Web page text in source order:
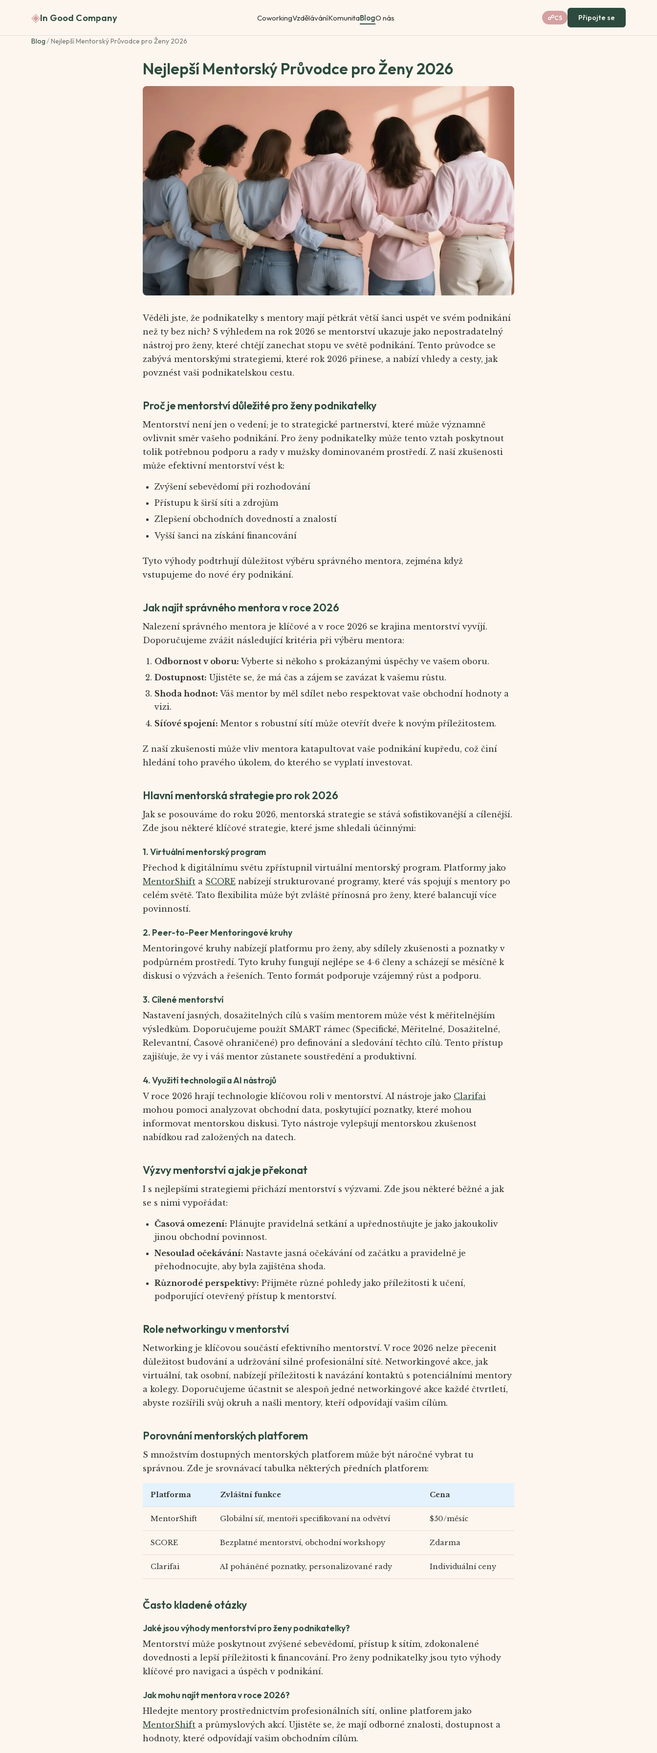
◈In Good Company CoworkingVzděláváníKomunitaBlogO nás ☍CS Připojte se
Blog/Nejlepší Mentorský Průvodce pro Ženy 2026
Nejlepší Mentorský Průvodce pro Ženy 2026
Věděli jste, že podnikatelky s mentory mají pětkrát větší šanci uspět ve svém podnikání
než ty bez nich? S výhledem na rok 2026 se mentorství ukazuje jako nepostradatelný
nástroj pro ženy, které chtějí zanechat stopu ve světě podnikání. Tento průvodce se
zabývá mentorskými strategiemi, které rok 2026 přinese, a nabízí vhledy a cesty, jak
povznést vaši podnikatelskou cestu.
Proč je mentorství důležité pro ženy podnikatelky
Mentorství není jen o vedení; je to strategické partnerství, které může významně
ovlivnit směr vašeho podnikání. Pro ženy podnikatelky může tento vztah poskytnout
tolik potřebnou podporu a rady v mužsky dominovaném prostředí. Z naší zkušenosti
může efektivní mentorství vést k:
Zvýšení sebevědomí při rozhodování
Přístupu k širší síti a zdrojům
Zlepšení obchodních dovedností a znalostí
Vyšší šanci na získání financování
Tyto výhody podtrhují důležitost výběru správného mentora, zejména když
vstupujeme do nové éry podnikání.
Jak najít správného mentora v roce 2026
Nalezení správného mentora je klíčové a v roce 2026 se krajina mentorství vyvíjí.
Doporučujeme zvážit následující kritéria při výběru mentora:
Odbornost v oboru: Vyberte si někoho s prokázanými úspěchy ve vašem oboru.
Dostupnost: Ujistěte se, že má čas a zájem se zavázat k vašemu růstu.
Shoda hodnot: Váš mentor by měl sdílet nebo respektovat vaše obchodní hodnoty a
vizi.
Síťové spojení: Mentor s robustní sítí může otevřít dveře k novým příležitostem.
Z naší zkušenosti může vliv mentora katapultovat vaše podnikání kupředu, což činí
hledání toho pravého úkolem, do kterého se vyplatí investovat.
Hlavní mentorská strategie pro rok 2026
Jak se posouváme do roku 2026, mentorská strategie se stává sofistikovanější a cílenější.
Zde jsou některé klíčové strategie, které jsme shledali účinnými:
1. Virtuální mentorský program
Přechod k digitálnímu světu zpřístupnil virtuální mentorský program. Platformy jako
MentorShift a SCORE nabízejí strukturované programy, které vás spojují s mentory po
celém světě. Tato flexibilita může být zvláště přínosná pro ženy, které balancují více
povinností.
2. Peer-to-Peer Mentoringové kruhy
Mentoringové kruhy nabízejí platformu pro ženy, aby sdílely zkušenosti a poznatky v
podpůrném prostředí. Tyto kruhy fungují nejlépe se 4-6 členy a scházejí se měsíčně k
diskusi o výzvách a řešeních. Tento formát podporuje vzájemný růst a podporu.
3. Cílené mentorství
Nastavení jasných, dosažitelných cílů s vaším mentorem může vést k měřitelnějším
výsledkům. Doporučujeme použít SMART rámec (Specifické, Měřitelné, Dosažitelné,
Relevantní, Časově ohraničené) pro definování a sledování těchto cílů. Tento přístup
zajišťuje, že vy i váš mentor zůstanete soustředění a produktivní.
4. Využití technologií a AI nástrojů
V roce 2026 hrají technologie klíčovou roli v mentorství. AI nástroje jako Clarifai
mohou pomoci analyzovat obchodní data, poskytující poznatky, které mohou
informovat mentorskou diskusi. Tyto nástroje vylepšují mentorskou zkušenost
nabídkou rad založených na datech.
Výzvy mentorství a jak je překonat
I s nejlepšími strategiemi přichází mentorství s výzvami. Zde jsou některé běžné a jak
se s nimi vypořádat:
Časová omezení: Plánujte pravidelná setkání a upřednostňujte je jako jakoukoliv
jinou obchodní povinnost.
Nesoulad očekávání: Nastavte jasná očekávání od začátku a pravidelně je
přehodnocujte, aby byla zajištěna shoda.
Různorodé perspektivy: Přijměte různé pohledy jako příležitosti k učení,
podporující otevřený přístup k mentorství.
Role networkingu v mentorství
Networking je klíčovou součástí efektivního mentorství. V roce 2026 nelze přecenit
důležitost budování a udržování silné profesionální sítě. Networkingové akce, jak
virtuální, tak osobní, nabízejí příležitosti k navázání kontaktů s potenciálními mentory
a kolegy. Doporučujeme účastnit se alespoň jedné networkingové akce každé čtvrtletí,
abyste rozšířili svůj okruh a našli mentory, kteří odpovídají vašim cílům.
Porovnání mentorských platforem
S množstvím dostupných mentorských platforem může být náročné vybrat tu
správnou. Zde je srovnávací tabulka některých předních platforem:
Platforma Zvláštní funkce Cena
MentorShift Globální síť, mentoři specifikovaní na odvětví $50/měsíc
SCORE Bezplatné mentorství, obchodní workshopy Zdarma
Clarifai AI poháněné poznatky, personalizované rady Individuální ceny
Často kladené otázky
Jaké jsou výhody mentorství pro ženy podnikatelky?
Mentorství může poskytnout zvýšené sebevědomí, přístup k sítím, zdokonalené
dovednosti a lepší příležitosti k financování. Pro ženy podnikatelky jsou tyto výhody
klíčové pro navigaci a úspěch v podnikání.
Jak mohu najít mentora v roce 2026?
Hledejte mentory prostřednictvím profesionálních sítí, online platforem jako
MentorShift a průmyslových akcí. Ujistěte se, že mají odborné znalosti, dostupnost a
hodnoty, které odpovídají vašim obchodním cílům.